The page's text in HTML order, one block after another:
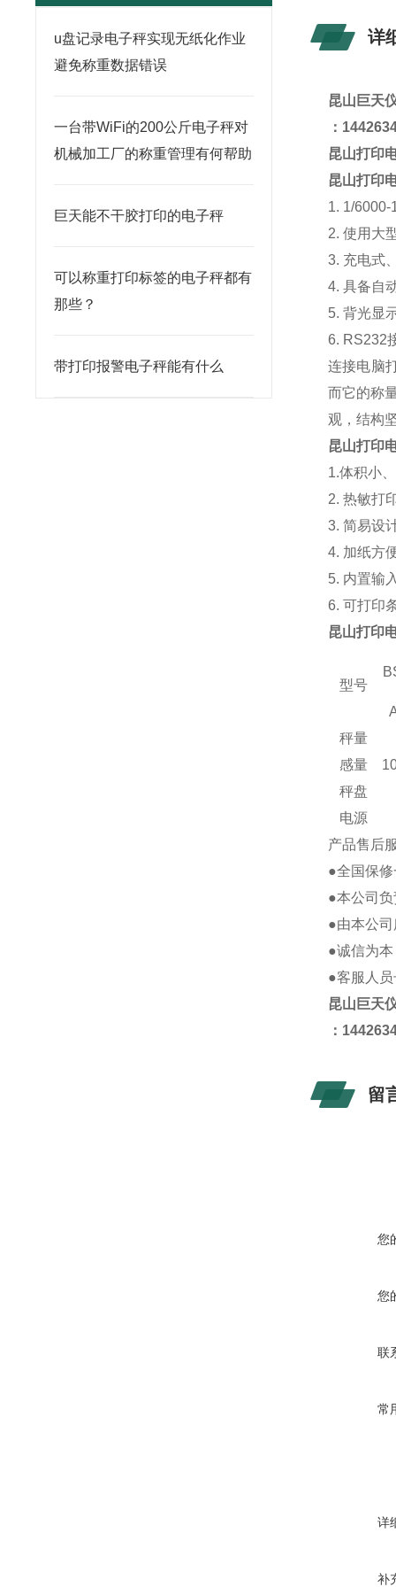
u盘记录电子秤实现无纸化作业
避免称重数据错误
一台带WiFi的200公斤电子秤对
机械加工厂的称重管理有何帮助
巨天能不干胶打印的电子秤
可以称重打印标签的电子秤都有
那些？
带打印报警电子秤能有什么
详
昆山 巨天
：
昆山打印
昆山打印
1. 1/
2. 使用大
3. 充电式
4. 具备自
5. 背光显
6. RS232
连接电脑
而它的称
观，结构
昆山打印
1.体积小
2. 热敏打
3. 简易设
4. 加纸方
5. 内置输
6. 可打印
昆山打印
型号
秤量
感量
秤盘
电源
产品售后
●全国保
●本公司
●由本公
●诚信为
●客服人
昆山 巨天
：
留
您
您
联
常
详
补